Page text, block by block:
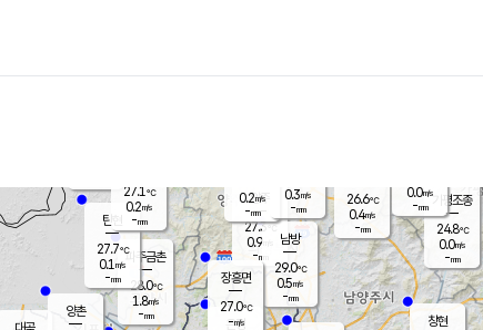
양주
27.3℃
0.9
-mm
파주금촌
28.0℃
1.8m/s
-mm
가평조종
24.8℃
0.0m/s
-mm
26.6℃
0.4m/s
-mm
창현
탄현
27.7℃
0.1 m/s
-mm
0.0m/s
-mm
양촌
은평
남방
29.0℃
0.5m/s
-mm
장흥면
27.0℃
-m/s
0.2m/s
-mm
27.1℃
0.2m/s
-mm
0.3m/s
-mm